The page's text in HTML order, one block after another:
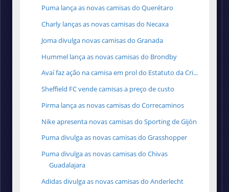
Puma lança as novas camisas do Querétaro
Charly lanças as novas camisas do Necaxa
Joma divulga novas camisas do Granada
Hummel lança as novas camisas do Brondby
Avaí faz ação na camisa em prol do Estatuto da Cri...
Sheffield FC vende camisas a preço de custo
Pirma lança as novas camisas do Correcaminos
Nike apresenta novas camisas do Sporting de Gijón
Puma divulga as novas camisas do Grasshopper
Puma divulga as novas camisas do Chivas
Guadalajara
Adidas divulga as novas camisas do Anderlecht